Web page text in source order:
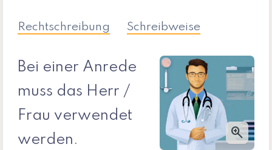
Rechtschreibung Schreibweise
zoom_in
Bei einer Anrede
muss das Herr /
Frau verwendet
werden.